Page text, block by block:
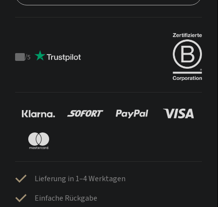
Trustpilot
/5
Lieferung in 1–4 Werktagen
Einfache Rückgabe